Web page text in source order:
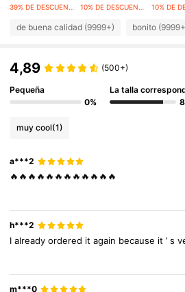
4,91 6.6M Seguidores
6.6M Seguidores
39% DE DESCUENTO 10% DE DESCUENTO
de buena calidad (9999+) bonito
4,89 (500+)
Pequeña
0%
La talla
muy cool(1)
a***2
🔥🔥🔥🔥🔥🔥🔥🔥🔥🔥🔥🔥
h***2
Ialreadyordered itagain because it’s
m***0